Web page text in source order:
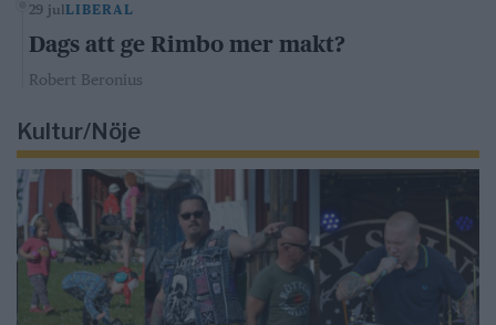
29 julLIBERAL
Dags att ge Rimbo mer makt?
Robert Beronius
Kultur/Nöje